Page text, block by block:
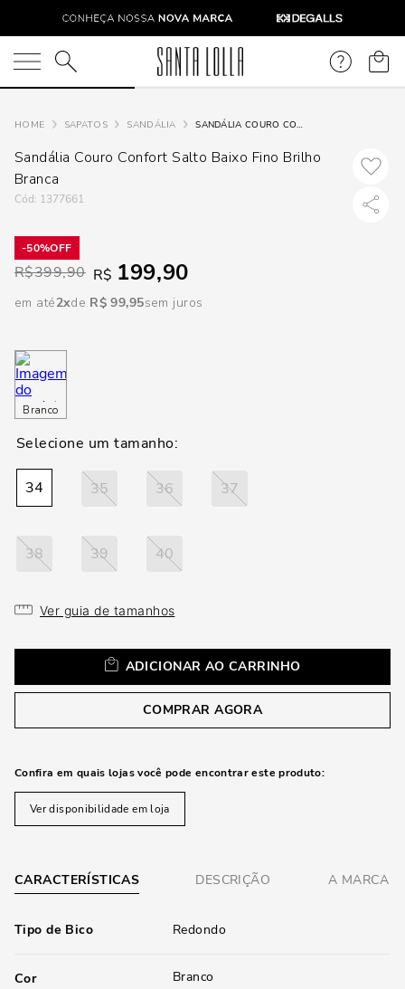
O que você está procurando?
SAPATOS SANDÁLIA SANDÁLIA COURO CONFORT SALTO BAIXO FINO BRILHO BRANCA
Sandália Couro Confort Salto Baixo Fino Brilho
Branca
: 1377661
50%
R$399,90 R$ 199,90
em até2 R$ 99,95sem juros
Branco
34 35 36 37
38 39 40
Ver guia de tamanhos
ADICIONAR AO CARRINHO
COMPRAR AGORA
Confira em quais lojas você pode encontrar este produto:
Ver disponibilidade em loja
CARACTERÍSTICAS DESCRIÇÃO A MARCA
Tipo de Bico Redondo
Cor Branco